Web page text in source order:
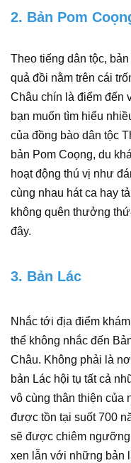
2. Bản Pom
Theo tiếng dân tộc,
quả đồi nằm trên cái
Châu chín là điểm đến
bạn muốn tìm hiểu
của đồng bào dân tộc
bản Pom Coọng, du
hoạt động thú vị như
cùng nhau hát ca hay
không quên thưởng
đây.
3. Bản Lác
Nhắc tới địa điểm
thể không nhắc đến
Châu. Không phải là
bản Lác hội tụ tất cả
vô cùng thân thiện của
được tồn tại suốt 700
sẽ được chiêm
xen lẫn với những bản